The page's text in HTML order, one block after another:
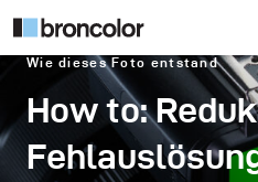
Wie dieses Foto entstand
How to: